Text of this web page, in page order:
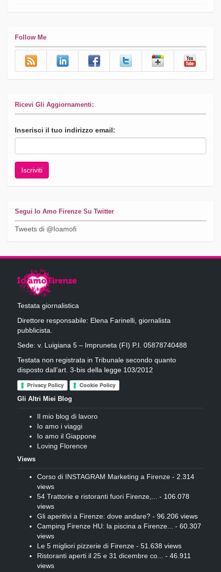
Follow Me
Ricevi Gli Aggiornamenti:
Inserisci il tuo indirizzo email:
Segui Io Amo Firenze Su Twitter
Tweets di @Ioamofi
Testata giornalistica
Direttore responsabile: Elena Farinelli, giornalista
pubblicista.
Sede: v. Luigiana 5 – Impruneta (FI) P.I. 05878740488
Testata non registrata in Tribunale secondo quanto
disposto dall’art. 3-bis della legge 103/2012
Privacy Policy Cookie Policy
Gli Altri Miei Blog
Il mio blog di lavoro
Io amo i viaggi
Io amo il Giappone
Loving Florence
Views
Corso di INSTAGRAM Marketing a Firenze - 2.314
views
54 Trattorie e ristoranti fuori Firenze,...
- 106.078
views
Gli aperitivi a Firenze: dove andare? - 96.206 views
Camping Firenze HU: la piscina a Firenze...
- 60.307
views
Le 5 migliori pizzerie di Firenze - 51.638 views
Ristoranti aperti il 25 e 31 dicembre co...
- 46.911
views